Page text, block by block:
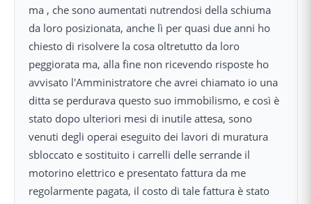
ma , che sono aumentati nutrendosi della schiuma
da loro posizionata, anche lì per quasi due anni ho
chiesto di risolvere la cosa oltretutto da loro
peggiorata ma, alla fine non ricevendo risposte ho
avvisato l'Amministratore che avrei chiamato io una
ditta se perdurava questo suo immobilismo, e così è
stato dopo ulteriori mesi di inutile attesa, sono
venuti degli operai eseguito dei lavori di muratura
sbloccato e sostituito i carrelli delle serrande il
motorino elettrico e presentato fattura da me
regolarmente pagata, il costo di tale fattura è stato